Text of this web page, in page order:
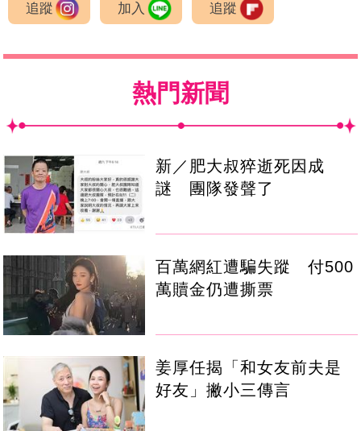
追蹤 加入 追蹤
熱門新聞
新／肥大叔猝逝死因成
謎 團隊發聲了
百萬網紅遭騙失蹤 付500
萬贖金仍遭撕票
姜厚任揭「和女友前夫是
好友」撇小三傳言